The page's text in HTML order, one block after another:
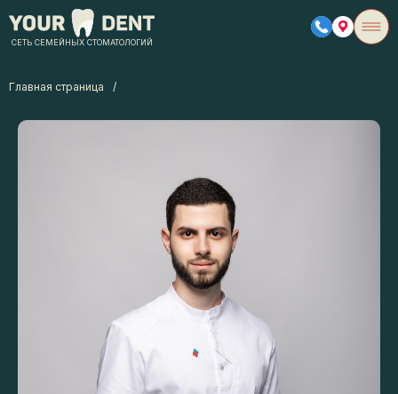
СЕТЬ СЕМЕЙНЫХ СТОМАТОЛОГИЙ
Главная страница /